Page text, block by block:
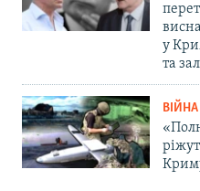
у
та